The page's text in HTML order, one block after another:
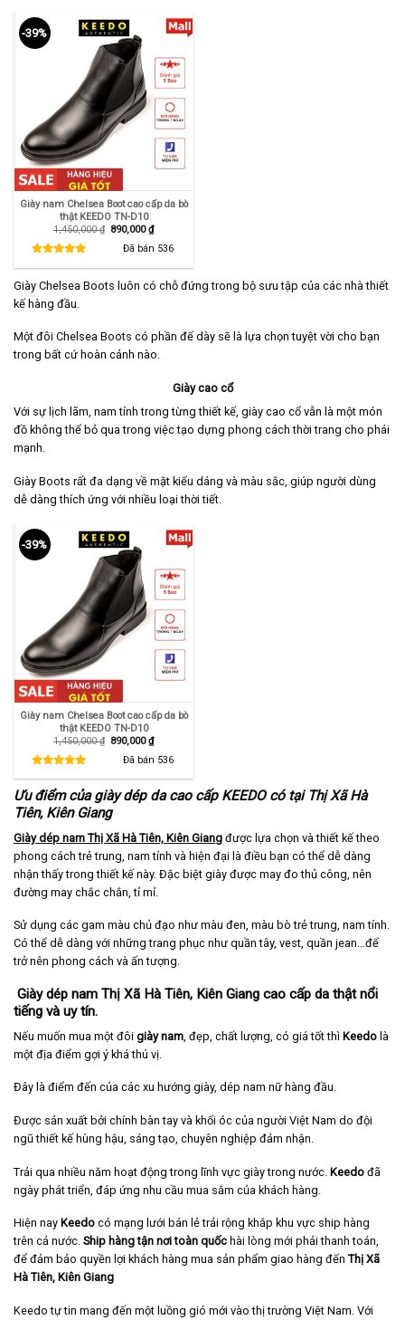
-39%
Giày nam Chelsea Boot cao cấp da bò
thật KEEDO TN-D10
1,450,000₫ Giá
890,000₫Giá
hiện
tại
Đã bán 536
Giày Chelsea Boots luôn có chỗ đứng trong bộ sưu tập của các nhà thiết
kế hàng đầu.
Một đôi Chelsea Boots có phần đế dày sẽ là lựa chọn tuyệt vời cho bạn
trong bất cứ hoàn cảnh nào.
Giày cao cổ
Với sự lịch lãm, nam tính trong từng thiết kế, giày cao cổ vẫn là một món
đồ không thể bỏ qua trong việc tạo dựng phong cách thời trang cho phái
mạnh.
Giày Boots rất đa dạng về mặt kiểu dáng và màu sắc, giúp người dùng
dễ dàng thích ứng với nhiều loại thời tiết.
-39%
Giày nam Chelsea Boot cao cấp da bò
thật KEEDO TN-D10
1,450,000₫ Giá
1,450,000 ₫.
890,000₫Giá
hiện
tại
là:
890,000 ₫.
Đã bán 536
Ưu điểm của giày dép da cao cấp KEEDO có tại Thị Xã Hà
Tiên, Kiên Giang
Giày dép nam Thị Xã Hà Tiên, Kiên Giang được lựa chọn và thiết kế theo
phong cách trẻ trung, nam tính và hiện đại là điều bạn có thể dễ dàng
nhận thấy trong thiết kế này. Đặc biệt giày được may đo thủ công, nên
đường may chắc chắn, tỉ mỉ.
Sử dụng các gam màu chủ đạo như màu đen, màu bò trẻ trung, nam tính.
Có thể dễ dàng với những trang phục như quần tây, vest, quần jean…để
trở nên phong cách và ấn tượng.
Giày dép nam Thị Xã Hà Tiên, Kiên Giang cao cấp da thật nổi
tiếng và uy tín.
Nếu muốn mua một đôi giày nam , đẹp, chất lượng, có giá tốt thì Keedo là
một địa điểm gợi ý khá thú vị.
Đây là điểm đến của các xu hướng giày, dép nam nữ hàng đầu.
Được sản xuất bởi chính bàn tay và khối óc của người Việt Nam do đội
ngũ thiết kế hùng hậu, sáng tạo, chuyên nghiệp đảm nhận.
Trải qua nhiều năm hoạt động trong lĩnh vực giày trong nước. Keedo đã
ngày phát triển, đáp ứng nhu cầu mua sắm của khách hàng.
Hiện nay Keedo có mạng lưới bán lẻ trải rộng khắp khu vực ship hàng
trên cả nước. Ship hàng tận nơi toàn quốc hài lòng mới phải thanh toán,
để đảm bảo quyền lợi khách hàng mua sản phẩm giao hàng đến Thị Xã
Hà Tiên, Kiên Giang
Keedo tự tin mang đến một luồng gió mới vào thị trường Việt Nam. Với